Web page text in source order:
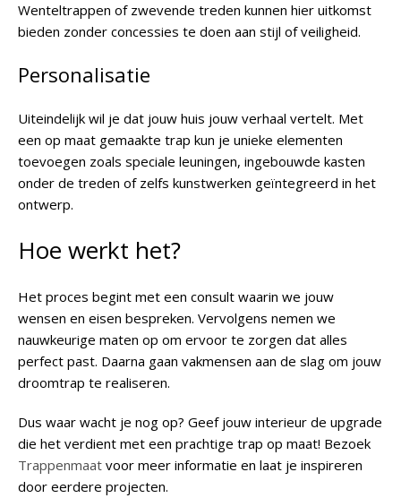
Wenteltrappen of zwevende treden kunnen hier uitkomst
bieden zonder concessies te doen aan stijl of veiligheid.
Personalisatie
Uiteindelijk wil je dat jouw huis jouw verhaal vertelt. Met
een op maat gemaakte trap kun je unieke elementen
toevoegen zoals speciale leuningen, ingebouwde kasten
onder de treden of zelfs kunstwerken geïntegreerd in het
ontwerp.
Hoe werkt het?
Het proces begint met een consult waarin we jouw
wensen en eisen bespreken. Vervolgens nemen we
nauwkeurige maten op om ervoor te zorgen dat alles
perfect past. Daarna gaan vakmensen aan de slag om jouw
droomtrap te realiseren.
Dus waar wacht je nog op? Geef jouw interieur de upgrade
die het verdient met een prachtige trap op maat! Bezoek
Trappenmaat voor meer informatie en laat je inspireren
door eerdere projecten.